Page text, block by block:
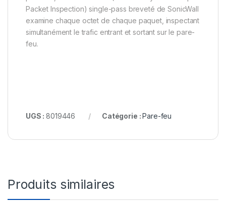
Packet Inspection) single-pass breveté de SonicWall
examine chaque octet de chaque paquet, inspectant
simultanément le trafic entrant et sortant sur le pare-
feu.
UGS :8019446 Catégorie :Pare-feu
Produits similaires